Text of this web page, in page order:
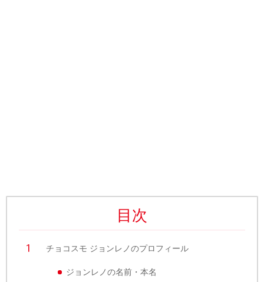
目次
チョコスモ ジョンレノのプロフィール
ジョンレノの名前・本名